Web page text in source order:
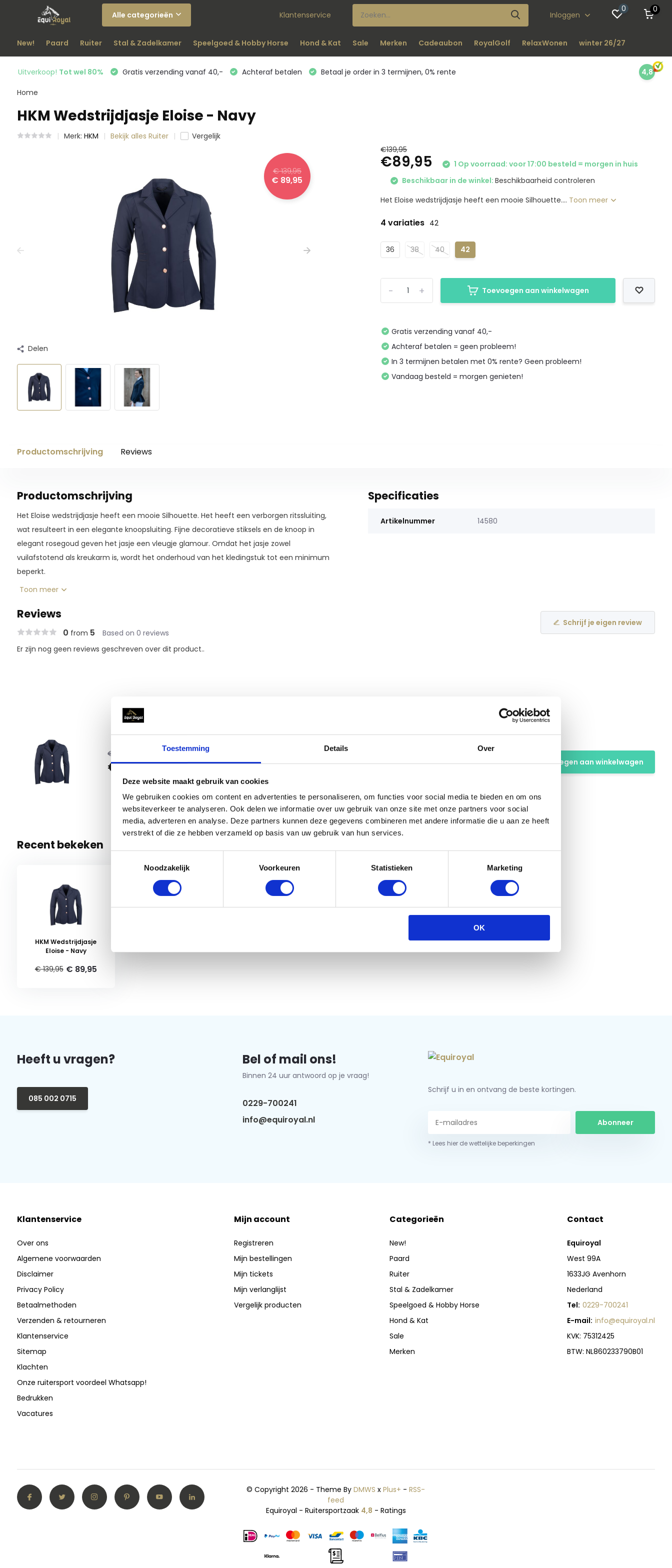
Toestemming Details Over
Deze website maakt gebruik van cookies
We gebruiken cookies om content en advertenties te personaliseren, om functies voor social media te bieden en om ons
websiteverkeer te analyseren. Ook delen we informatie over uw gebruik van onze site met onze partners voor social
media, adverteren en analyse. Deze partners kunnen deze gegevens combineren met andere informatie die u aan ze heeft
verstrekt of die ze hebben verzameld op basis van uw gebruik van hun services.
Noodzakelijk
Voorkeuren Statistieken Marketing
OK
Alle categorieën Klantenservice Inloggen
0 0
New! Paard Ruiter Stal & Zadelkamer Speelgoed & Hobby Horse Hond & Kat Sale Merken Cadeaubon RoyalGolf RelaxWonen winter 26/27
Uitverkoop! Tot wel 80% Gratis verzending vanaf 40,- Achteraf betalen Betaal je order in 3 termijnen, 0% rente 4,8
Home
HKM Wedstrijdjasje Eloise - Navy
Merk: HKM Bekijk alles Ruiter Vergelijk
€ 139,95
€ 89,95
Delen
€139,95
€89,95
1 Op voorraad: voor 17:00 besteld = morgen in huis
Beschikbaar in de winkel:Beschikbaarheid controleren
Het Eloise wedstrijdjasje heeft een mooie Silhouette.... Toon meer
4 variaties 42
36 38 40 42
+
- Toevoegen aan winkelwagen
Gratis verzending vanaf 40,-
Achteraf betalen = geen probleem!
In 3 termijnen betalen met 0% rente? Geen probleem!
Vandaag besteld = morgen genieten!
Productomschrijving Reviews
Productomschrijving
Het Eloise wedstrijdjasje heeft een mooie Silhouette. Het heeft een verborgen ritssluiting,
wat resulteert in een elegante knoopsluiting. Fijne decoratieve stiksels en de knoop in
elegant rosegoud geven het jasje een vleugje glamour. Omdat het jasje zowel
vuilafstotend als kreukarm is, wordt het onderhoud van het kledingstuk tot een minimum
beperkt.
Toon meer
Specificaties
Artikelnummer 14580
Reviews
0 from 5 Based on 0 reviews
Schrijf je eigen review
Er zijn nog geen reviews geschreven over dit product..
€ 139,95
€ 89,95
HKM Wedstrijdjasje Eloise - Navy
42
1 Op voorraad: voor 17:00 besteld = morgen in huis
Toevoegen aan winkelwagen
Recent bekeken
HKM Wedstrijdjasje
Eloise - Navy
€ 139,95 € 89,95
Heeft u vragen?
085 002 0715
Bel of mail ons!
Binnen 24 uur antwoord op je vraag!
0229-700241
info@equiroyal.nl
Schrijf u in en ontvang de beste kortingen.
Abonneer
* Lees hier de wettelijke beperkingen
Klantenservice
Over ons
Algemene voorwaarden
Disclaimer
Privacy Policy
Betaalmethoden
Verzenden & retourneren
Klantenservice
Sitemap
Klachten
Onze ruitersport voordeel Whatsapp!
Bedrukken
Vacatures
Mijn account
Registreren
Mijn bestellingen
Mijn tickets
Mijn verlanglijst
Vergelijk producten
Categorieën
New!
Paard
Ruiter
Stal & Zadelkamer
Speelgoed & Hobby Horse
Hond & Kat
Sale
Merken
Contact
Equiroyal
West 99A
1633JG Avenhorn
Nederland
Tel: 0229-700241
E-mail: info@equiroyal.nl
KVK: 75312425
BTW: NL860233790B01
© Copyright 2026 - Theme ByDMWS xPlus+ -RSS-
feed
Equiroyal - Ruitersportzaak 4,8 - Ratings